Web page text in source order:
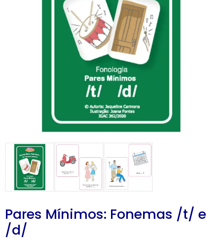
Catálogos
CARRINHO
0 items
Pares Mínimos: Fonemas /t/ e
/d/